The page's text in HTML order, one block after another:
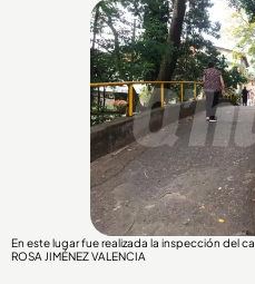
En este lugar fue realizada la inspección del
ROSA JIMÉNEZ VALENCIA